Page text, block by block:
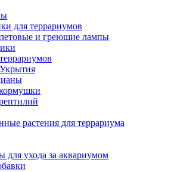
для террариумов
и греющие лампы
растения для террариума
для ухода за аквариумом